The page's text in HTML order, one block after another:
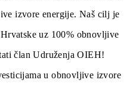
izvore energije. Naš cilj je
uz 100% obnovljive
član Udruženja OIEH!
u obnovljive izvore